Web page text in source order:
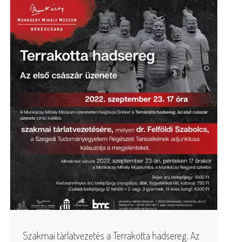
Szakmai tárlatvezetés a Terrakotta hadsereg. Az